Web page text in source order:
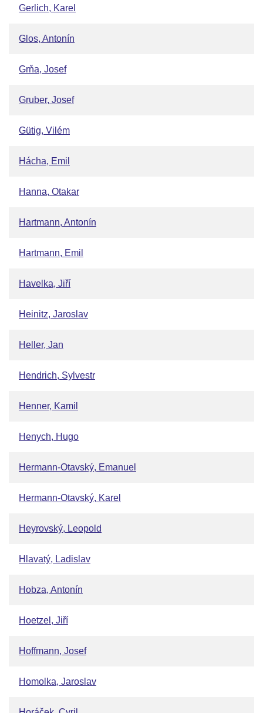
Gerlich, Karel
Glos, Antonín
Grňa, Josef
Gruber, Josef
Gütig, Vilém
Hácha, Emil
Hanna, Otakar
Hartmann, Antonín
Hartmann, Emil
Havelka, Jiří
Heinitz, Jaroslav
Heller, Jan
Hendrich, Sylvestr
Henner, Kamil
Henych, Hugo
Hermann-Otavský, Emanuel
Hermann-Otavský, Karel
Heyrovský, Leopold
Hlavatý, Ladislav
Hobza, Antonín
Hoetzel, Jiří
Hoffmann, Josef
Homolka, Jaroslav